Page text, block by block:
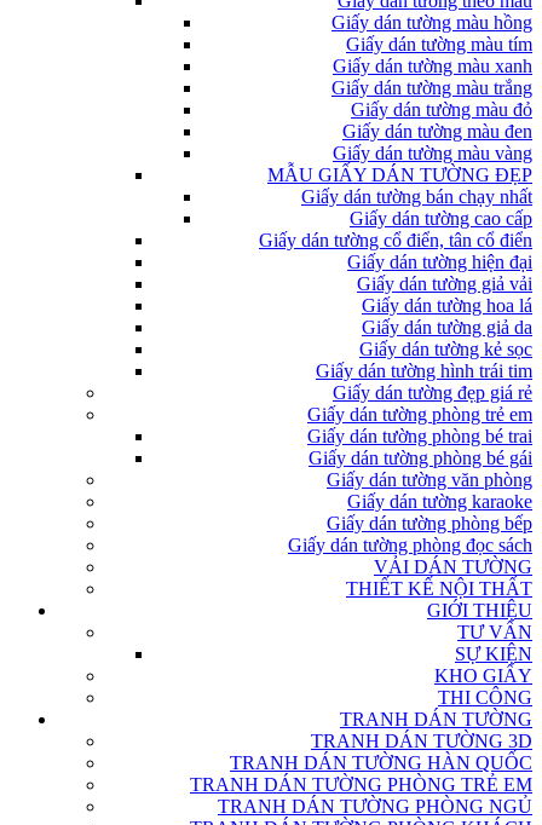
Giấy dán tường màu hồng
Giấy dán tường màu tím
Giấy dán tường màu xanh
Giấy dán tường màu trắng
Giấy dán tường màu đỏ
Giấy dán tường màu đen
Giấy dán tường màu vàng
MẪU GIẤY DÁN TƯỜNG ĐẸP
Giấy dán tường bán chạy nhất
Giấy dán tường cao cấp
Giấy dán tường cổ điển, tân cổ điển
Giấy dán tường hiện đại
Giấy dán tường giả vải
Giấy dán tường hoa lá
Giấy dán tường giả da
Giấy dán tường kẻ sọc
Giấy dán tường hình trái tim
Giấy dán tường đẹp giá rẻ
Giấy dán tường phòng trẻ em
Giấy dán tường phòng bé trai
Giấy dán tường phòng bé gái
Giấy dán tường văn phòng
Giấy dán tường karaoke
Giấy dán tường phòng bếp
Giấy dán tường phòng đọc sách
VẢI DÁN TƯỜNG
THIẾT KẾ NỘI THẤT
GIỚI THIỆU
TƯ VẤN
SỰ KIỆN
KHO GIẤY
THI CÔNG
TRANH DÁN TƯỜNG
TRANH DÁN TƯỜNG 3D
TRANH DÁN TƯỜNG HÀN QUỐC
TRANH DÁN TƯỜNG PHÒNG TRẺ EM
TRANH DÁN TƯỜNG PHÒNG NGỦ